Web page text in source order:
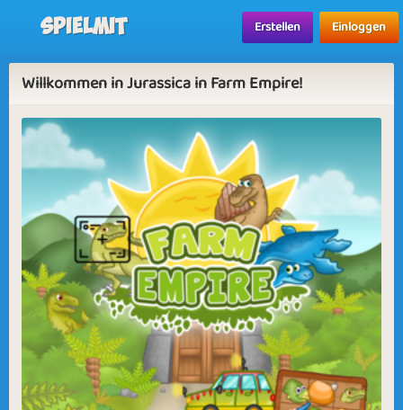
Spielmit Erstellen Einloggen
Willkommen in Jurassica in Farm Empire!